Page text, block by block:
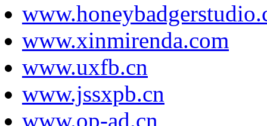
www.xinmirenda.com
www.uxfb.cn
www.jssxpb.cn
www.op-ad.cn